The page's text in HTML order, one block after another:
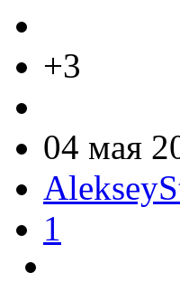
+3
04 мая
1